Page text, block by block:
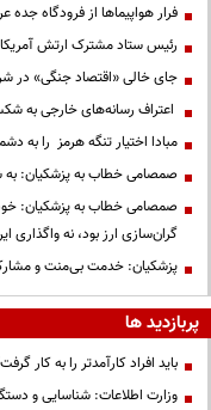
فرار هواپیماها از فرودگاه جده
رئیس ستاد مشترک ارتش آمریکا
جای خالی «اقتصاد جنگی» در
اعتراف رسانه‌های خارجی به
مبادا اختیار تنگه هرمز را به
صمصامی خطاب به پزشکیان: به
صمصامی خطاب به پزشکیان:
گران‌سازی ارز بود، نه واگذاری
پزشکیان: خدمت بی‌منت و
پربازدید ها
باید افراد کارآمدتر را به